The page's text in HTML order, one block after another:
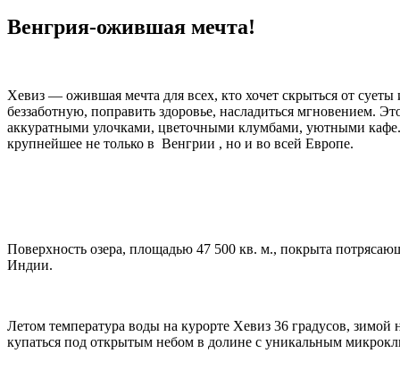
Венгрия-ожившая мечта!
Хевиз — ожившая мечта для всех, кто хочет скрыться от
беззаботную, поправить здоровье, насладиться мгновением.
аккуратными улочками, цветочными клумбами, уютными
крупнейшее не только в Венгрии , но и во всей Европе.
Поверхность озера, площадью 47 500 кв. м., покрыта
Индии.
Летом температура воды на курорте Хевиз 36 градусов,
купаться под открытым небом в долине с уникальным